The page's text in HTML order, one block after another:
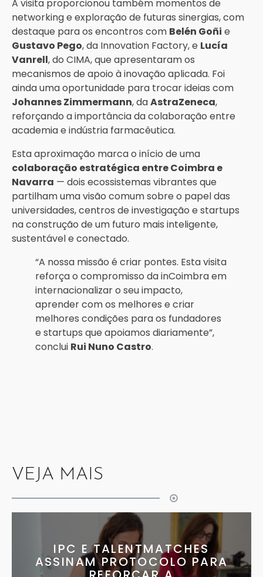
A visita proporcionou também momentos de
networking e exploração de futuras sinergias, com
destaque para os encontros com Belén Goñi e
Gustavo Pego, da Innovation Factory, e Lucía
Vanrell, do CIMA, que apresentaram os
mecanismos de apoio à inovação aplicada. Foi
ainda uma oportunidade para trocar ideias com
Johannes Zimmermann, daAstraZeneca,
reforçando a importância da colaboração entre
academia e indústria farmacêutica.
Esta aproximação marca o início de uma
colaboração estratégica entre Coimbra e
Navarra — dois ecossistemas vibrantes que
partilham uma visão comum sobre o papel das
universidades, centros de investigação e startups
na construção de um futuro mais inteligente,
sustentável e conectado.
“A nossa missão é criar pontes. Esta visita
reforça o compromisso da inCoimbra em
internacionalizar o seu impacto,
aprender com os melhores e criar
melhores condições para os fundadores
e startups que apoiamos diariamente”,
conclui Rui Nuno Castro.
VEJA MAIS
IPC E TALENTMATCHES
ASSINAM PROTOCOLO PARA